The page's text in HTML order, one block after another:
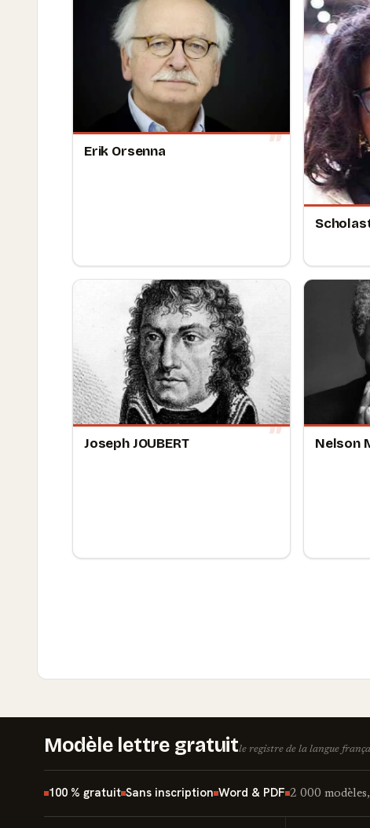
Erik Orsenna
Joseph JOUBERT Nelson
Modèle lettre gratuitle registre de la langue
100 % gratuit Sans inscription Word & PDF 2 000